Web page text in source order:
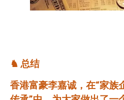
♞ 总结
香港富豪李嘉诚，在“家族